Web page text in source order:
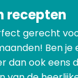
recepten
gerecht
Ben je
dan ook eens